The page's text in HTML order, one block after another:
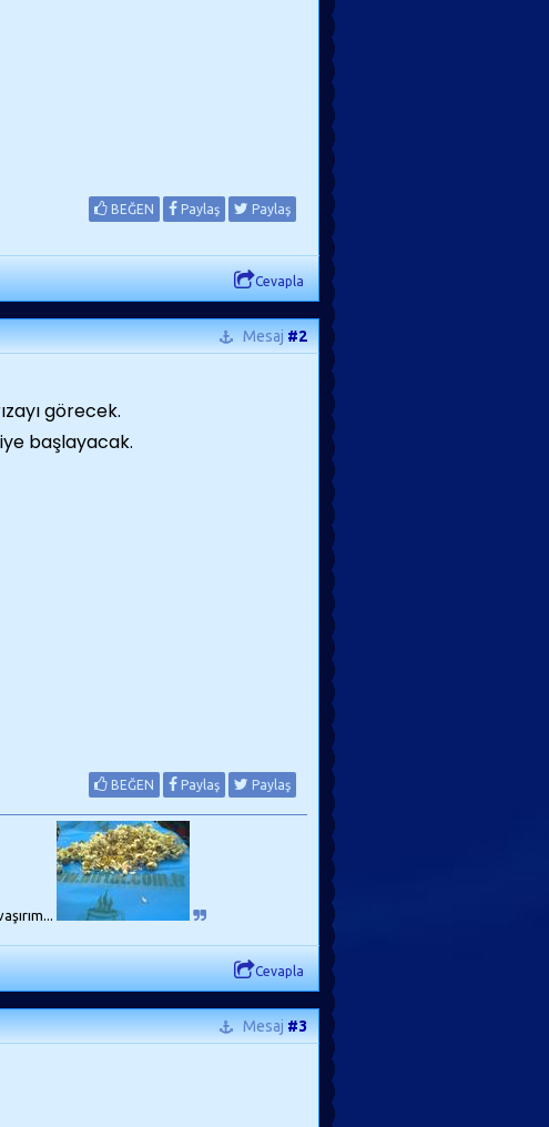
BEĞEN Paylaş Paylaş
Cevapla
Mesaj#2
görecek.
başlayacak.
BEĞEN Paylaş Paylaş
Cevapla
Mesaj#3